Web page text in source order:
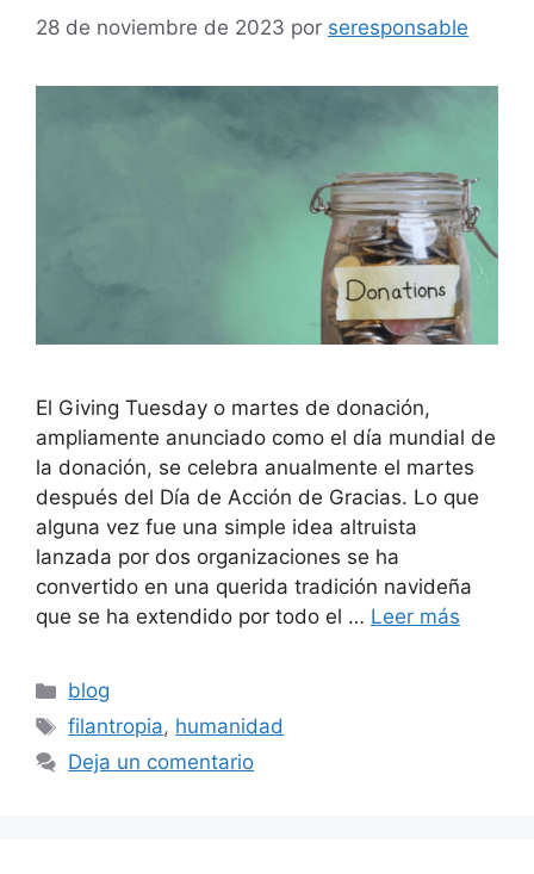
28 de noviembre de 2023 por seresponsable
El Giving Tuesday o martes de donación,
ampliamente anunciado como el día mundial de
la donación, se celebra anualmente el martes
después del Día de Acción de Gracias. Lo que
alguna vez fue una simple idea altruista
lanzada por dos organizaciones se ha
convertido en una querida tradición navideña
que se ha extendido por todo el … Leer más
Categorías
blog
Etiquetas
filantropia, humanidad
Deja un comentario